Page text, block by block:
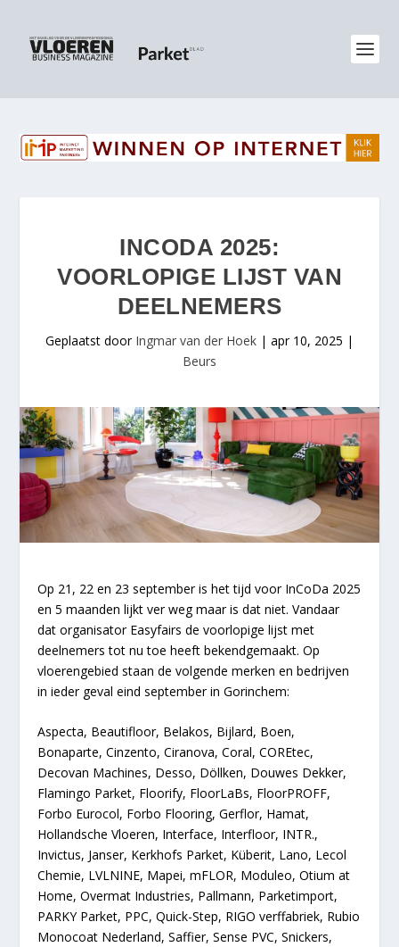
INCODA 2025:
VOORLOPIGE LIJST VAN
DEELNEMERS
Geplaatst door Ingmar van der Hoek | apr 10, 2025 |
Beurs
Op 21, 22 en 23 september is het tijd voor InCoDa 2025
en 5 maanden lijkt ver weg maar is dat niet. Vandaar
dat organisator Easyfairs de voorlopige lijst met
deelnemers tot nu toe heeft bekendgemaakt. Op
vloerengebied staan de volgende merken en bedrijven
in ieder geval eind september in Gorinchem:
Aspecta, Beautifloor, Belakos, Bijlard, Boen,
Bonaparte, Cinzento, Ciranova, Coral, COREtec,
Decovan Machines, Desso, Döllken, Douwes Dekker,
Flamingo Parket, Floorify, FloorLaBs, FloorPROFF,
Forbo Eurocol, Forbo Flooring, Gerflor, Hamat,
Hollandsche Vloeren, Interface, Interfloor, INTR.,
Invictus, Janser, Kerkhofs Parket, Küberit, Lano, Lecol
Chemie, LVLNINE, Mapei, mFLOR, Moduleo, Otium at
Home, Overmat Industries, Pallmann, Parketimport,
PARKY Parket, PPC, Quick-Step, RIGO verffabriek, Rubio
Monocoat Nederland, Saffier, Sense PVC, Snickers,